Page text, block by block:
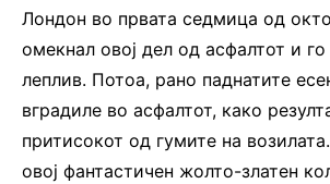
Лондон во првата седмица од
омекнал овој дел од асфалтот и
леплив. Потоа, рано паднатите
вградиле во асфалтот, како
притисокот од гумите на
овој фантастичен жолто-златен